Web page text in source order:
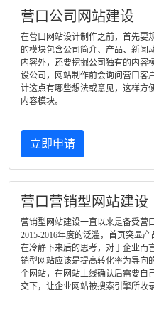
营口公司网站建设
在营口网站设计制作之前，首先要
的模块包含公司简介、产品、新闻
内容外，还要挖掘公司独有的内容
设公司，网站制作前会询问营口客
计这点有哪些想法或意见，这样方
内容模块。
立即申请
营口营销型网站建设
营销型网站建设一直以来是备受营
2015-2016年度的泛滥，首页突显
在冷静下来后的思考，对于企业而
销型网站应该是提高转化率为导向
个网站，在网站上线确认后需要自
交下，让企业网站被搜索引擎所收